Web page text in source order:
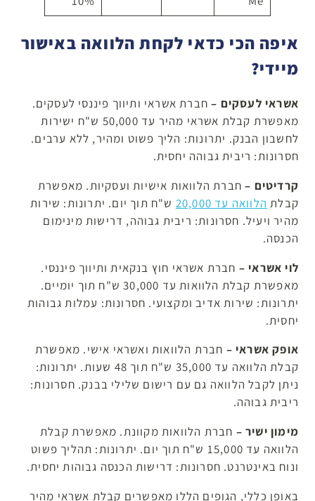
איפה הכי כדאי לקחת הלוואה באישור
מיידי?
אשראי לעסקים –חברת אשראי ותיווך פיננסי לעסקים.
מאפשרת קבלת אשראי מהיר עד 50,000 ש"ח ישירות
לחשבון הבנק. יתרונות: הליך פשוט ומהיר, ללא ערבים.
חסרונות: ריבית גבוהה יחסית.
קרדיטים –חברת הלוואות אישיות ועסקיות. מאפשרת
קבלת הלוואה עד 20,000
ש"ח תוך יום. יתרונות: שירות
מהיר ויעיל. חסרונות: ריבית גבוהה, דרישות מינימום
הכנסה.
לוי אשראי – חברת אשראי חוץ בנקאית ותיווך פיננסי.
מאפשרת קבלת הלוואות עד 30,000 ש"ח תוך יומיים.
יתרונות: שירות אדיב ומקצועי. חסרונות: עמלות גבוהות
יחסית.
אופק אשראי – חברת הלוואות ואשראי אישי. מאפשרת
קבלת הלוואה עד 35,000 ש"ח תוך 48 שעות. יתרונות:
ניתן לקבל הלוואה גם עם רישום שלילי בבנק. חסרונות:
ריבית גבוהה.
מימון ישיר – חברת הלוואות מקוונת. מאפשרת קבלת
הלוואה עד 15,000 ש"ח תוך יום. יתרונות: תהליך פשוט
ונוח באינטרנט. חסרונות: דרישות הכנסה גבוהות יחסית.
באופן כללי, הגופים הללו מאפשרים קבלת אשראי מהיר